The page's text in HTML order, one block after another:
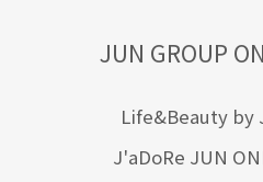
JUN GROUP
Life&Beauty by
J'aDoRe JUN